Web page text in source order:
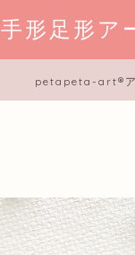
手形足形
petapeta-art®ア